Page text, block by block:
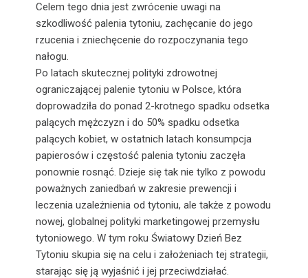
Celem tego dnia jest zwrócenie uwagi na
szkodliwość palenia tytoniu, zachęcanie do jego
rzucenia i zniechęcenie do rozpoczynania tego
nałogu.
Po latach skutecznej polityki zdrowotnej
ograniczającej palenie tytoniu w Polsce, która
doprowadziła do ponad 2-krotnego spadku odsetka
palących mężczyzn i do 50% spadku odsetka
palących kobiet, w ostatnich latach konsumpcja
papierosów i częstość palenia tytoniu zaczęła
ponownie rosnąć. Dzieje się tak nie tylko z powodu
poważnych zaniedbań w zakresie prewencji i
leczenia uzależnienia od tytoniu, ale także z powodu
nowej, globalnej polityki marketingowej przemysłu
tytoniowego. W tym roku Światowy Dzień Bez
Tytoniu skupia się na celu i założeniach tej strategii,
starając się ją wyjaśnić i jej przeciwdziałać.